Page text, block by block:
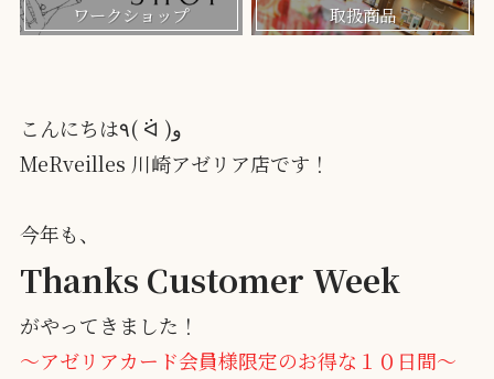
ワークショップ 取扱商品
こんにちは٩( ᐛ )و
MeRveilles 川崎アゼリア店です！
今年も、
Thanks Customer Week
がやってきました！
～アゼリアカード会員様限定のお得な１０日間～